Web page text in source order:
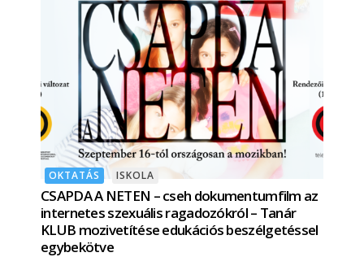
OKTATÁS ISKOLA
CSAPDA A NETEN – cseh dokumentumfilm az
internetes szexuális ragadozókról – Tanár
KLUB mozivetítése edukációs beszélgetéssel
egybekötve